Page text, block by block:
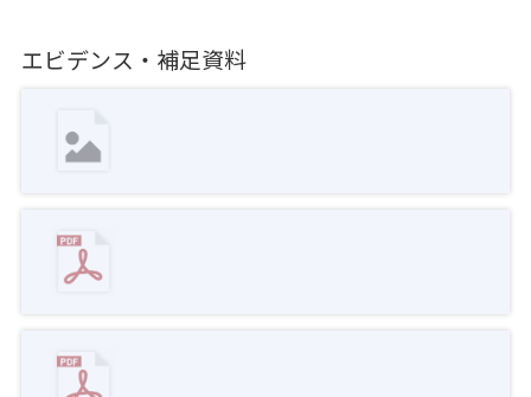
エビデンス・補足資料